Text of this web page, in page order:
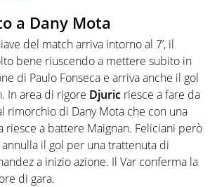
a Dany Mota
del match arriva intorno al 7’, il
bene riuscendo a mettere subito in
di Paulo Fonseca e arriva anche il gol
In area di rigore Djuric riesce a fare da
rimorchio di Dany Mota che con una
riesce a battere Maignan. Feliciani però
il gol per una trattenuta di
a inizio azione. Il Var conferma la
di gara.